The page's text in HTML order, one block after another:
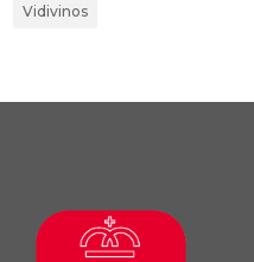
Vidivinos